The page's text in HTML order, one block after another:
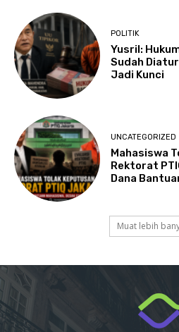
POLITIK
Yusril:
Sudah
Jadi Kunci
UNCATEGORIZED
Mahasiswa
Rektorat
Dana
Muat lebih